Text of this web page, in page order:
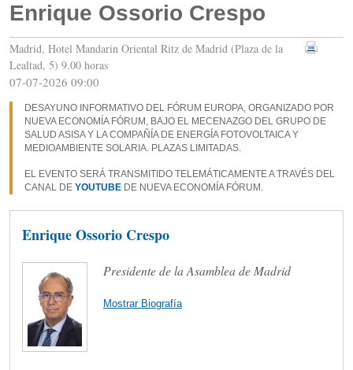
Enrique Ossorio Crespo
Madrid, Hotel Mandarin Oriental Ritz de Madrid (Plaza de la
Lealtad, 5) 9.00 horas
07-07-2026 09:00
DESAYUNO INFORMATIVO DEL FÓRUM EUROPA, ORGANIZADO POR
NUEVA ECONOMÍA FÓRUM, BAJO EL MECENAZGO DEL GRUPO DE
SALUD ASISA Y LA COMPAÑÍA DE ENERGÍA FOTOVOLTAICA Y
MEDIOAMBIENTE SOLARIA. PLAZAS LIMITADAS.
EL EVENTO SERÁ TRANSMITIDO TELEMÁTICAMENTE A TRAVÉS DEL
CANAL DE YOUTUBE DE NUEVA ECONOMÍA FÓRUM.
Enrique Ossorio Crespo
Presidente de la Asamblea de Madrid
Mostrar Biografía